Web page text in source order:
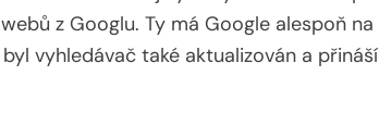
z Googlu. Ty má Google alespoň na
vyhledávač také aktualizován a přináší